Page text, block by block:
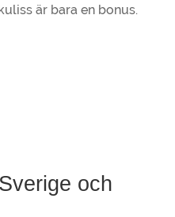
är bara en bonus.
och